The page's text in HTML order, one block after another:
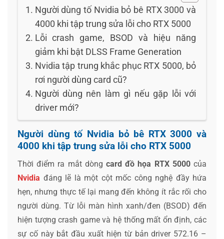
Người dùng tố Nvidia bỏ bê RTX 3000 và
4000 khi tập trung sửa lỗi cho RTX 5000
Lỗi crash game, BSOD và hiệu năng
giảm khi bật DLSS Frame Generation
Nvidia tập trung khắc phục RTX 5000, bỏ
rơi người dùng card cũ?
Người dùng nên làm gì nếu gặp lỗi với
driver mới?
Người dùng tố Nvidia bỏ bê RTX 3000 và
4000 khi tập trung sửa lỗi cho RTX 5000
Thời điểm ra mắt dòng card đồ họa RTX 5000của
Nvidia đáng lẽ là một cột mốc công nghệ đầy hứa
hẹn, nhưng thực tế lại mang đến không ít rắc rối cho
người dùng. Từ lỗi màn hình xanh/đen (BSOD) đến
hiện tượng crash game và hệ thống mất ổn định, các
sự cố này bắt đầu xuất hiện từ bản driver 572.16 –